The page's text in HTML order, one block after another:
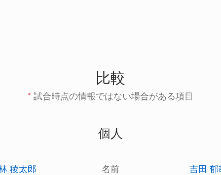
比較
* 試合時点の情報ではない場合がある項目
個人
稜太郎 名前
吉田 郁